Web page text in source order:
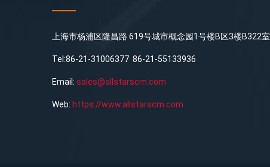
上海市杨浦区隆昌路 619号城市概念园1号楼B区3楼B322室
Tel:86-21-31006377 86-21-55133936
Email: sales@allstarscm.com
Web: https://www.allstarscm.com